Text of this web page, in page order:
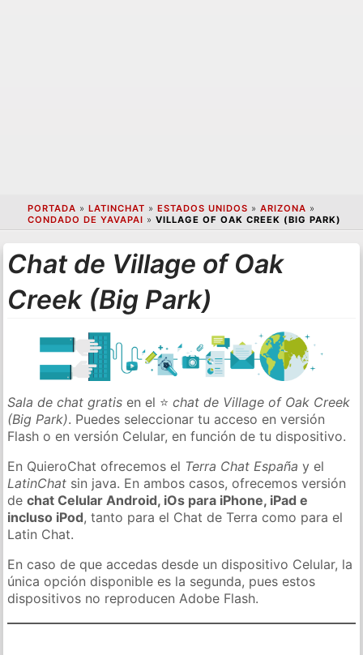
PORTADA » LATINCHAT » ESTADOS UNIDOS » ARIZONA »
CONDADO DE YAVAPAI » VILLAGE OF OAK CREEK (BIG PARK)
Chat de Village of Oak
Creek (Big Park)
Sala de chat gratis en el ⭐chat de Village of Oak Creek
(Big Park). Puedes seleccionar tu acceso en versión
Flash o en versión Celular, en función de tu dispositivo.
En QuieroChat ofrecemos el Terra Chat España y el
LatinChat sin java. En ambos casos, ofrecemos versión
dechat Celular Android, iOs para iPhone, iPad e
incluso iPod, tanto para el Chat de Terra como para el
Latin Chat.
En caso de que accedas desde un dispositivo Celular, la
única opción disponible es la segunda, pues estos
dispositivos no reproducen Adobe Flash.